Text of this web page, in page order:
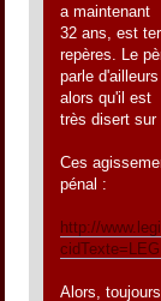
a maintenant
32 ans, est
repères. Le
parle
alors qu'il est
très disert sur
Ces
pénal :
http://
Alors,